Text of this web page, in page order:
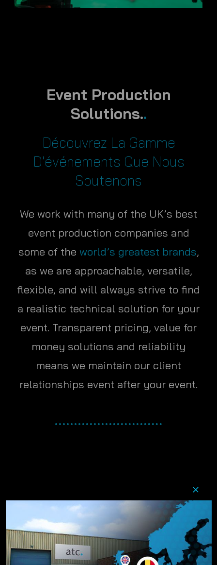
Event Production
Solutions..
Découvrez La Gamme
D'événements Que Nous
Soutenons
We work with many of the UK’s best
event production companies and
some of the world’s greatest brands,
as we are approachable, versatile,
flexible, and will always strive to find
a realistic technical solution for your
event. Transparent pricing, value for
money solutions and reliability
means we maintain our client
relationships event after your event.
Événements d'entreprise
Réunions et conférences
Expositions